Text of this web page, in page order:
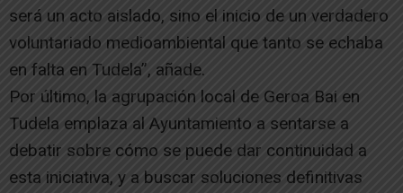
será un acto aislado, sino el inicio de un verdadero
voluntariado medioambiental que tanto se echaba
en falta en Tudela”, añade.
Por último, la agrupación local de Geroa Bai en
Tudela emplaza al Ayuntamiento a sentarse a
debatir sobre cómo se puede dar continuidad a
esta iniciativa, y a buscar soluciones definitivas